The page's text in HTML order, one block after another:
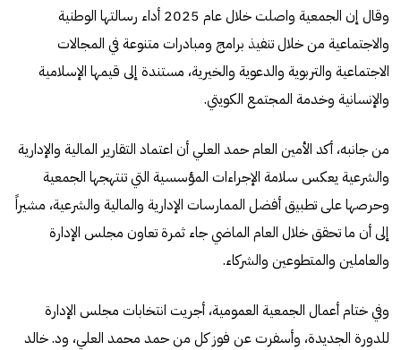
وقال إن الجمعية واصلت خلال عام 2025 أداء رسالتها الوطنية
والاجتماعية من خلال تنفيذ برامج ومبادرات متنوعة في المجالات
الاجتماعية والتربوية والدعوية والخيرية، مستندة إلى قيمها الإسلامية
والإنسانية وخدمة المجتمع الكويتي.
من جانبه، أكد الأمين العام حمد العلي أن اعتماد التقارير المالية والإدارية
والشرعية يعكس سلامة الإجراءات المؤسسية التي تنتهجها الجمعية
وحرصها على تطبيق أفضل الممارسات الإدارية والمالية والشرعية، مشيراً
إلى أن ما تحقق خلال العام الماضي جاء ثمرة تعاون مجلس الإدارة
والعاملين والمتطوعين والشركاء.
وفي ختام أعمال الجمعية العمومية، أجريت انتخابات مجلس الإدارة
للدورة الجديدة، وأسفرت عن فوز كل من حمد محمد العلي، ود. خالد